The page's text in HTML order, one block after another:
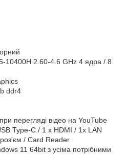
10400H 2.60-4.6 GHz 4 ядра / 8
ddr4
перегляді відео на YouTube
Type-C / 1 x HDMI / 1x LAN
/ Card Reader
11 64bit з усіма потрібними